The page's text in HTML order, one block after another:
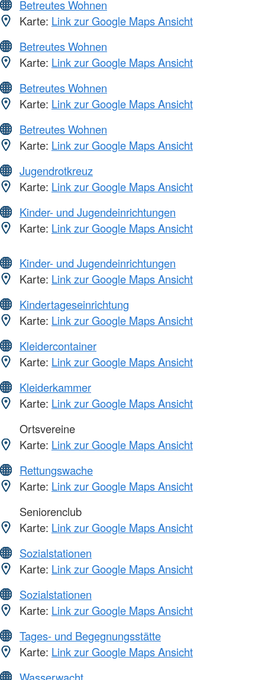
Betreutes Wohnen
Karte: Link zur Google Maps Ansicht
Betreutes Wohnen
Karte: Link zur Google Maps Ansicht
Betreutes Wohnen
Karte: Link zur Google Maps Ansicht
Betreutes Wohnen
Karte: Link zur Google Maps Ansicht
Jugendrotkreuz
Karte: Link zur Google Maps Ansicht
Kinder- und Jugendeinrichtungen
Karte: Link zur Google Maps Ansicht
Kinder- und Jugendeinrichtungen
Karte: Link zur Google Maps Ansicht
Kindertageseinrichtung
Karte: Link zur Google Maps Ansicht
Kleidercontainer
Karte: Link zur Google Maps Ansicht
Kleiderkammer
Karte: Link zur Google Maps Ansicht
Ortsvereine
Karte: Link zur Google Maps Ansicht
Rettungswache
Karte: Link zur Google Maps Ansicht
Seniorenclub
Karte: Link zur Google Maps Ansicht
Sozialstationen
Karte: Link zur Google Maps Ansicht
Sozialstationen
Karte: Link zur Google Maps Ansicht
Tages- und Begegnungsstätte
Karte: Link zur Google Maps Ansicht